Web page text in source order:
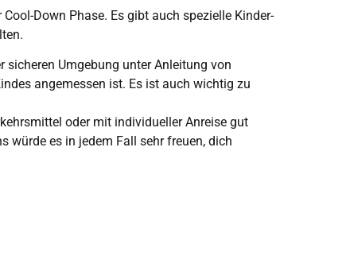
Down Phase. Es gibt auch spezielle Kinder-
Umgebung unter Anleitung von
angemessen ist. Es ist auch wichtig zu
oder mit individueller Anreise gut
würde es in jedem Fall sehr freuen, dich